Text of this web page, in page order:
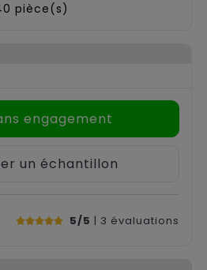
pièce(s)
engagement
un échantillon
5/5 | 3 évaluations